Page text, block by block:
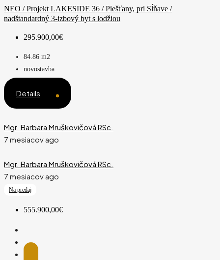
NEO / Projekt LAKESIDE 36 / Piešťany, pri Sĺňave /
nadštandardný 3-izbový byt s lodžiou
295.900,00€
84.86 m2
novostavba
Details
Mgr. Barbara Mruškovičová RSc.
7 mesiacov ago
Mgr. Barbara Mruškovičová RSc.
7 mesiacov ago
Na predaj
555.900,00€